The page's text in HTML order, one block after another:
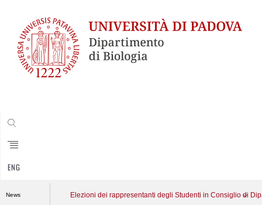
ENG
News Elezioni dei rappresentanti degli Studenti in Consiglio di